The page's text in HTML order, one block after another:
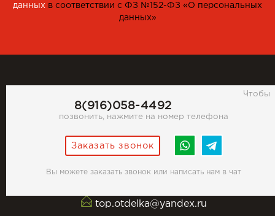
данных в соответствии с ФЗ №152-ФЗ «О персональных
данных»
8(916)058-4492
Чтобы
позвонить, нажмите на номер телефона
Заказать звонок
Вы можете заказать звонок или написать нам в чат
top.otdelka@yandex.ru